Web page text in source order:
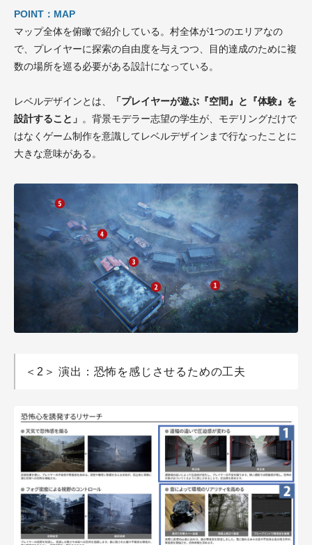
POINT：MAP
マップ全体を俯瞰で紹介している。村全体が1つのエリアなの
で、プレイヤーに探索の自由度を与えつつ、目的達成のために複
数の場所を巡る必要がある設計になっている。
レベルデザインとは、
「プレイヤーが遊ぶ『空間』と『体験』を
設計すること」 。背景モデラー志望の学生が、モデリングだけで
はなくゲーム制作を意識してレベルデザインまで行なったことに
大きな意味がある。
＜2＞ 演出：恐怖を感じさせるための工夫